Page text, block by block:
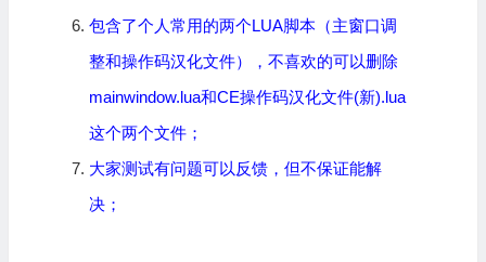
包含了个人常用的两个LUA脚本（主窗口调
整和操作码汉化文件），不喜欢的可以删除
mainwindow.lua和CE操作码汉化文件(新).lua
这个两个文件；
大家测试有问题可以反馈，但不保证能解
决；